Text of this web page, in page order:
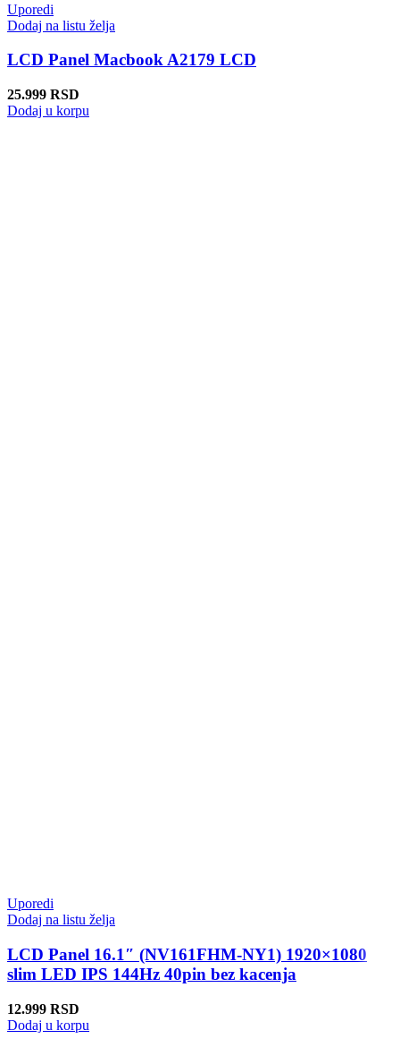
Uporedi
Dodaj na listu želja
LCD Panel Macbook A2179 LCD
25.999 RSD
Dodaj u korpu
Uporedi
Dodaj na listu želja
LCD Panel 16.1″ (NV161FHM-NY1) 1920×1080
slim LED IPS 144Hz 40pin bez kacenja
12.999 RSD
Dodaj u korpu